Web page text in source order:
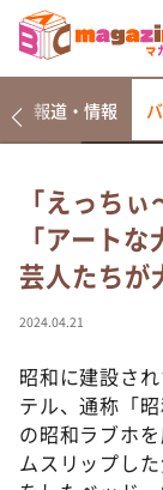
なるみ・
相席食堂
これ余談な
て真剣です
探偵！ナ
news おか
報道・情報
「えっち
「アート
芸人たちが
2024.04.21
昭和に建設さ
テル、通称「
の昭和ラブホ
ムスリップし